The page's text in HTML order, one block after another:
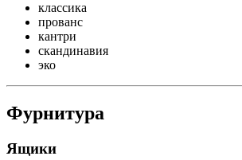
классика
прованс
кантри
скандинавия
эко
Фурнитура
Ящики